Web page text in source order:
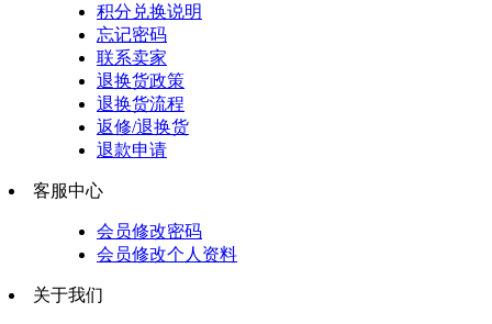
积分兑换说明
忘记密码
联系卖家
退换货政策
退换货流程
返修/退换货
退款申请
客服中心
会员修改密码
会员修改个人资料
关于我们